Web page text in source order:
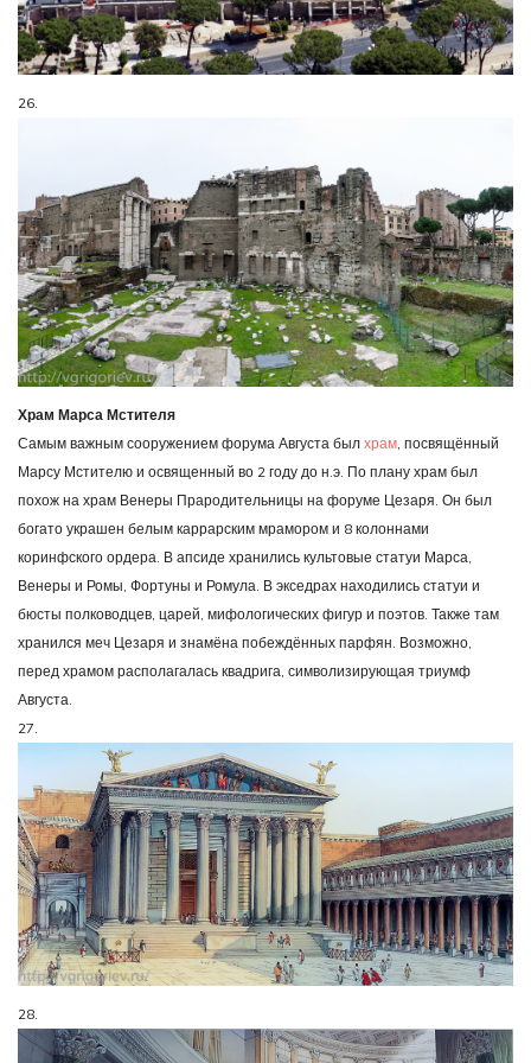
26.
Храм Марса Мстителя
Самым важным сооружением форума Августа был храм , посвящённый
Марсу Мстителю и освященный во 2 году до н.э. По плану храм был
похож на храм Венеры Прародительницы на форуме Цезаря. Он был
богато украшен белым каррарским мрамором и 8 колоннами
коринфского ордера. В апсиде хранились культовые статуи Марса,
Венеры и Ромы, Фортуны и Ромула. В экседрах находились статуи и
бюсты полководцев, царей, мифологических фигур и поэтов. Также там
хранился меч Цезаря и знамёна побеждённых парфян. Возможно,
перед храмом располагалась квадрига, символизирующая триумф
Августа.
27.
28.